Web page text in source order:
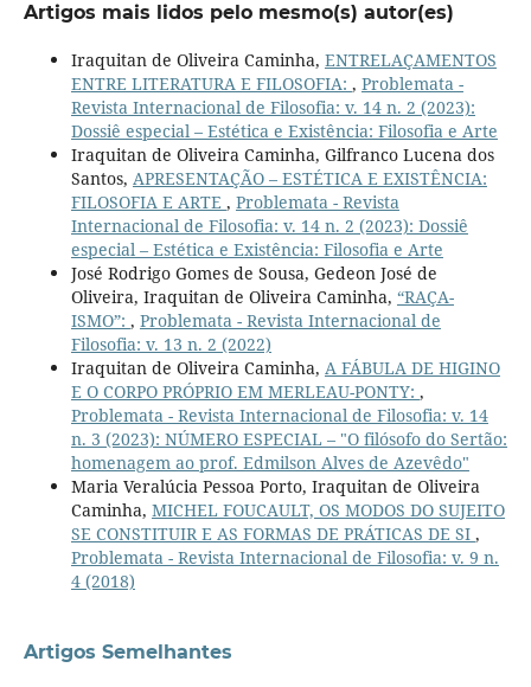
Artigos mais lidos pelo mesmo(s) autor(es)
Iraquitan de Oliveira Caminha, ENTRELAÇAMENTOS
ENTRE LITERATURA E FILOSOFIA: , Problemata -
Revista Internacional de Filosofia: v. 14 n. 2 (2023):
Dossiê especial – Estética e Existência: Filosofia e Arte
Iraquitan de Oliveira Caminha, Gilfranco Lucena dos
Santos, APRESENTAÇÃO – ESTÉTICA E EXISTÊNCIA:
FILOSOFIA E ARTE , Problemata - Revista
Internacional de Filosofia: v. 14 n. 2 (2023): Dossiê
especial – Estética e Existência: Filosofia e Arte
José Rodrigo Gomes de Sousa, Gedeon José de
Oliveira, Iraquitan de Oliveira Caminha, “RAÇA-
ISMO”: , Problemata - Revista Internacional de
Filosofia: v. 13 n. 2 (2022)
Iraquitan de Oliveira Caminha, A FÁBULA DE HIGINO
E O CORPO PRÓPRIO EM MERLEAU-PONTY: ,
Problemata - Revista Internacional de Filosofia: v. 14
n. 3 (2023): NÚMERO ESPECIAL – "O filósofo do Sertão:
homenagem ao prof. Edmilson Alves de Azevêdo"
Maria Veralúcia Pessoa Porto, Iraquitan de Oliveira
Caminha, MICHEL FOUCAULT, OS MODOS DO SUJEITO
SE CONSTITUIR E AS FORMAS DE PRÁTICAS DE SI ,
Problemata - Revista Internacional de Filosofia: v. 9 n.
4 (2018)
Artigos Semelhantes